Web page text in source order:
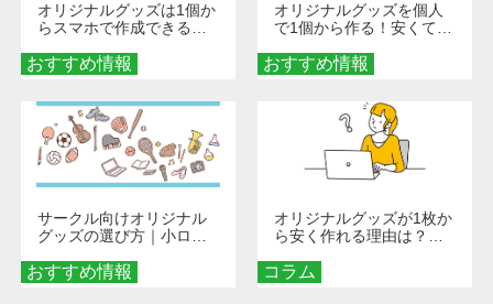
おすすめ情報
オリジナルグッズは1個か
らスマホで作成できる！
くなる巾着＆ポーチ活用
術
おすすめ情報
オリジナルグッズを個人
で1個から作る！安くて簡
秘訣
おすすめ情報
サークル向けオリジナル
グッズの選び方｜小ロッ
める秘訣
コラム
オリジナルグッズが1枚か
ら安く作れる理由は？オ
とメリットを解説